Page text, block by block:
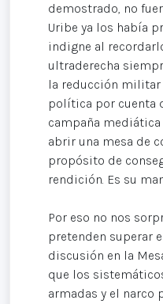
demostrado, no
Uribe ya los había
indigne al
ultraderecha
la reducción militar
política por cuenta
campaña
abrir una mesa de
propósito de
rendición. Es su
Por eso no nos
pretenden superar
discusión en la
que los
armadas y el